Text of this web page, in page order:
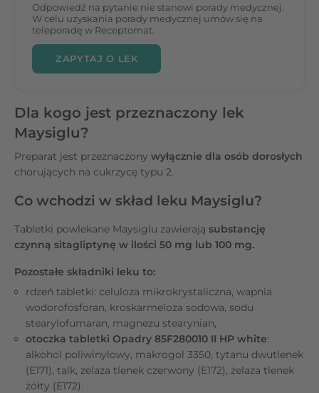
Odpowiedź na pytanie nie stanowi porady medycznej.
W celu uzyskania porady medycznej umów się na
teleporadę w Receptomat.
ZAPYTAJ O LEK
Dla kogo jest przeznaczony lek
Maysiglu?
Preparat jest przeznaczony wyłącznie dla osób dorosłych
chorujących na cukrzycę typu 2.
Co wchodzi w skład leku Maysiglu?
Tabletki powlekane Maysiglu zawierają substancję
czynną sitagliptynę w ilości 50 mg lub 100 mg.
Pozostałe składniki leku to:
rdzeń tabletki: celuloza mikrokrystaliczna, wapnia
wodorofosforan, kroskarmeloza sodowa, sodu
stearylofumaran, magnezu stearynian,
otoczka tabletki Opadry 85F280010 II HP white:
alkohol poliwinylowy, makrogol 3350, tytanu dwutlenek
(E171), talk, żelaza tlenek czerwony (E172), żelaza tlenek
żółty (E172).